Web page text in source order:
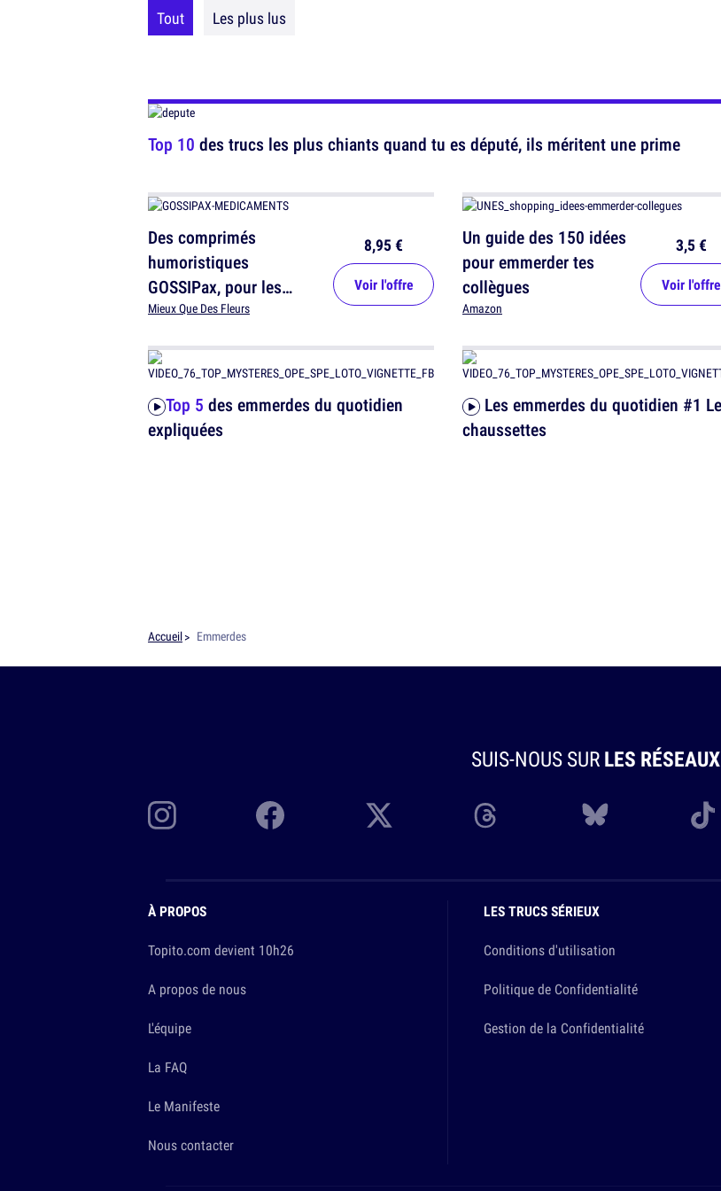
Tout Les plus lus
Top 10 des trucs les plus chiants quand tu es député, ils méritent une prime
Des comprimés
humoristiques
GOSSIPax, pour les
passionnés des ragots
Mieux Que Des Fleurs
8,95 €
Voir l'offre
Top 5 des emmerdes du quotidien
expliquées
Un guide des 150 idées
pour emmerder tes
collègues
Amazon
3,5 €
Voir l'offre
chaussettes
Accueil Emmerdes
SUIS-NOUS SURLES RÉSEAUX
À PROPOS
Topito.com devient 10h26
A propos de nous
L'équipe
La FAQ
Le Manifeste
Nous contacter
LES TRUCS SÉRIEUX
Conditions d'utilisation
Politique de Confidentialité
Gestion de la Confidentialité